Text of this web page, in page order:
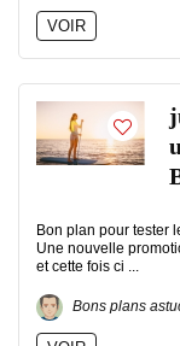
VOIR
Bon plan pour tester
Une nouvelle
et cette fois ci ...
Bons plans